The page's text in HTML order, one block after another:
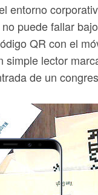
entorno
puede fallar
QR con el
lector
de un